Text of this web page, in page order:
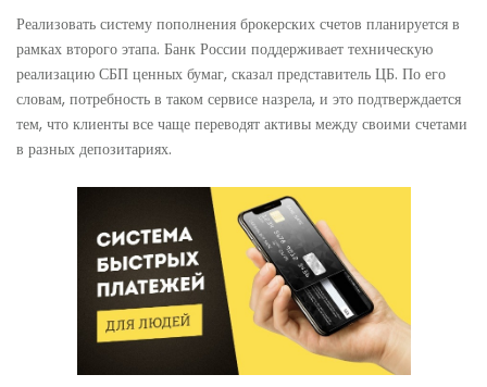
Реализовать систему пополнения брокерских счетов планируется в
рамках второго этапа. Банк России поддерживает техническую
реализацию СБП ценных бумаг, сказал представитель ЦБ. По его
словам, потребность в таком сервисе назрела, и это подтверждается
тем, что клиенты все чаще переводят активы между своими счетами
в разных депозитариях.